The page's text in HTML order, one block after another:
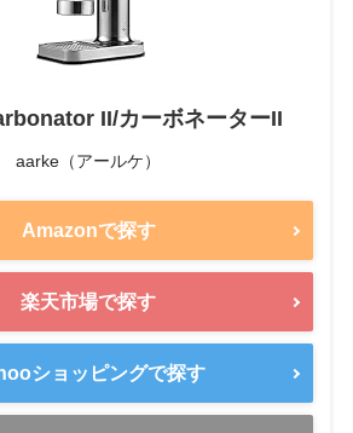
II/カーボネーターII
aarke（アールケ）
Amazonで探す
楽天市場で探す
ショッピングで探す